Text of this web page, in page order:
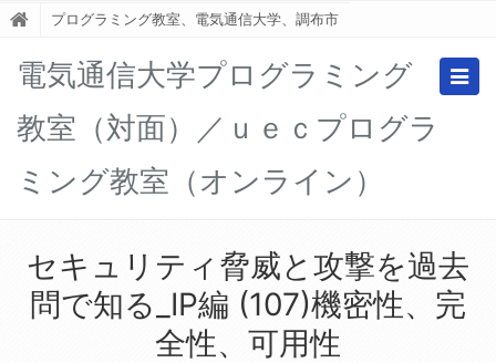
プログラミング教室、電気通信大学、調布市
電気通信大学プログラミング
教室（対面）／ｕｅｃプログラ
ミング教室（オンライン）
セキュリティ脅威と攻撃を過去
問で知る_IP編 (107)機密性、完
全性、可用性